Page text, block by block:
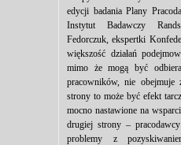
edycji badania Plany
Instytut Badawczy
Fedorczuk, ekspertki
większość działań
mimo że mogą być
pracowników, nie
strony to może być efekt
mocno nastawione na
drugiej strony –
problemy z